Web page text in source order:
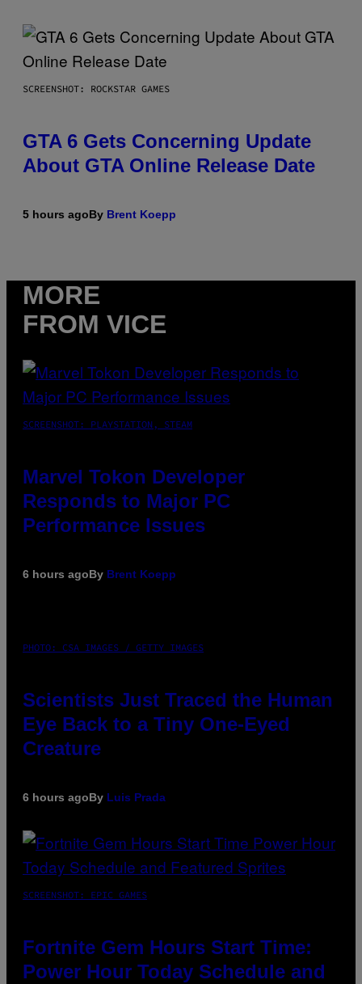
SCREENSHOT: ROCKSTAR GAMES
GTA 6 Gets Concerning Update
About GTA Online Release Date
5 hours agoBy Brent Koepp
MORE
FROM VICE
SCREENSHOT: PLAYSTATION, STEAM
Marvel Tokon Developer
Responds to Major PC
Performance Issues
6 hours agoBy Brent Koepp
PHOTO: CSA IMAGES / GETTY IMAGES
Scientists Just Traced the Human
Eye Back to a Tiny One-Eyed
Creature
6 hours agoBy Luis Prada
SCREENSHOT: EPIC GAMES
Fortnite Gem Hours Start Time:
Power Hour Today Schedule and